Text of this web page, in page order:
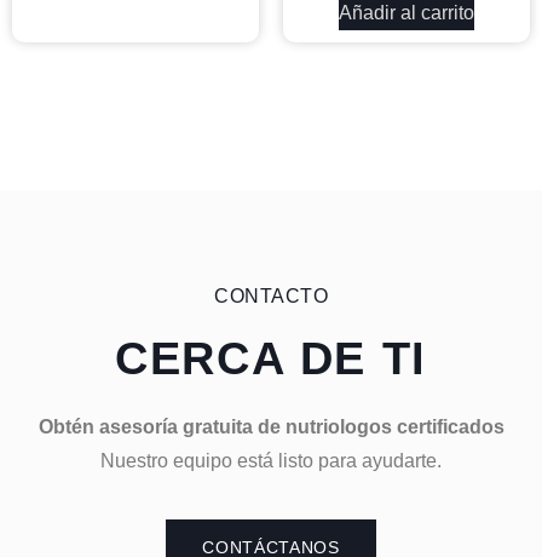
Añadir al carrito
CONTACTO
CERCA DE TI
Obtén asesoría gratuita de nutriologos certificados
Nuestro equipo está listo para ayudarte.
CONTÁCTANOS